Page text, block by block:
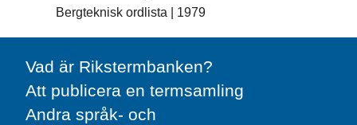
Bergteknisk ordlista | 1979
Vad är Rikstermbanken?
Att publicera en termsamling
Andra språk- och